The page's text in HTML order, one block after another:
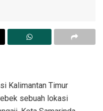
Kalimantan Timur
sebuah lokasi